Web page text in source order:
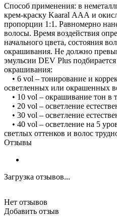
Способ применения: в
крем-краску Kaaral ААА и
пропорции 1:1. Равномерно
волосы. Время воздействия
начального цвета, состояния
окрашивания. Не должно
эмульсии DEV Plus
окрашивания:
• 6 vol – тонирование и
осветленных или окрашенных
• 10 vol – окрашивание тон в
• 20 vol – осветление
• 30 vol – осветление
• 40 vol – осветление на 5
светлых оттенков и волос
Отзывы
Загрузка отзывов...
Нет отзывов
Добавить отзыв